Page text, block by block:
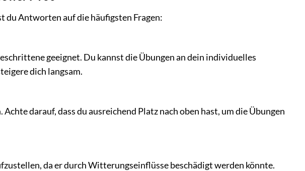
du Antworten auf die häufigsten Fragen:
geeignet. Du kannst die Übungen an dein individuelles
dich langsam.
darauf, dass du ausreichend Platz nach oben hast, um die Übungen
da er durch Witterungseinflüsse beschädigt werden könnte.